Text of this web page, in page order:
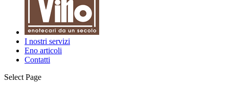
I nostri servizi
Eno articoli
Contatti
Select Page